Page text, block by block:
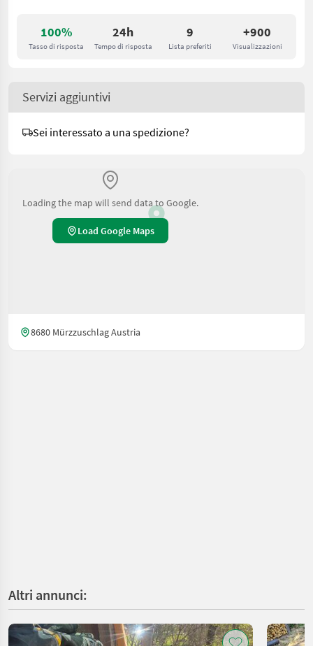
100%
Tasso di risposta
24h
Tempo di risposta
9
Lista preferiti
+900
Visualizzazioni
Servizi aggiuntivi
Sei interessato a una spedizione?
Loading the map will send data to Google.
Load Google Maps
8680 Mürzzuschlag Austria
Altri annunci: